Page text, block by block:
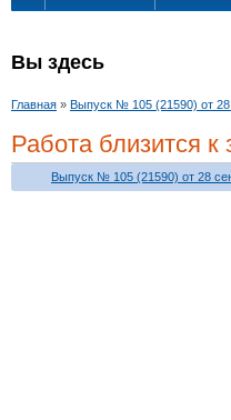
Вы здесь
Главная » Выпуск № 105 (21590) от 28
Работа близится
Выпуск № 105 (21590) от 28